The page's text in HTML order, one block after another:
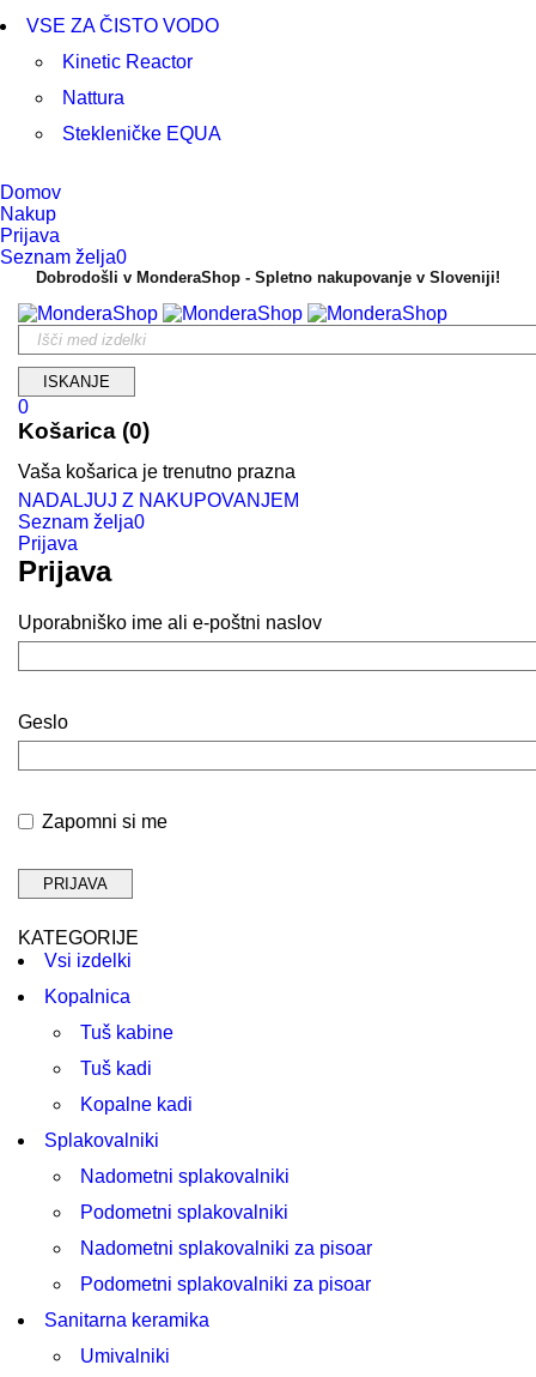
VSE ZA ČISTO VODO
Kinetic Reactor
Nattura
Stekleničke EQUA
Domov
Nakup
Prijava
Seznam želja0
Dobrodošli v MonderaShop - Spletno nakupovanje v Sloveniji!
0
Košarica (0)
Vaša košarica je trenutno prazna
NADALJUJ Z NAKUPOVANJEM
Seznam želja0
Prijava
Prijava
Uporabniško ime ali e-poštni naslov
Geslo
Zapomni si me
KATEGORIJE
Vsi izdelki
Kopalnica
Tuš kabine
Tuš kadi
Kopalne kadi
Splakovalniki
Nadometni splakovalniki
Podometni splakovalniki
Nadometni splakovalniki za pisoar
Podometni splakovalniki za pisoar
Sanitarna keramika
Umivalniki